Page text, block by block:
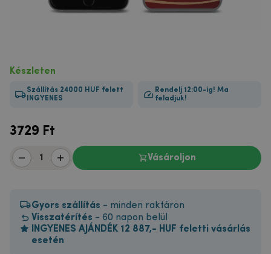
Készleten
Szállítás 24000 HUF felett
INGYENES
Rendelj 12:00-ig! Ma
feladjuk!
3729 Ft
Vásároljon
Gyors szállítás - minden raktáron
Visszatérítés - 60 napon belül
INGYENES AJÁNDÉK 12 887,- HUF feletti vásárlás
esetén